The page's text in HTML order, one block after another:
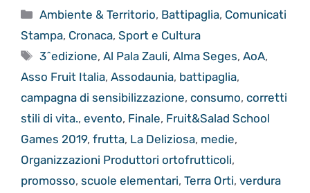
Categorie
Ambiente & Territorio, Battipaglia, Comunicati
Stampa, Cronaca, Sport e Cultura
Tag
3^edizione,Al Pala Zauli,Alma Seges,AoA,
Asso Fruit Italia, Assodaunia, battipaglia,
campagna di sensibilizzazione, consumo, corretti
stili di vita., evento, Finale, Fruit&Salad School
Games 2019, frutta, La Deliziosa, medie,
Organizzazioni Produttori ortofrutticoli,
promosso, scuole elementari, Terra Orti, verdura